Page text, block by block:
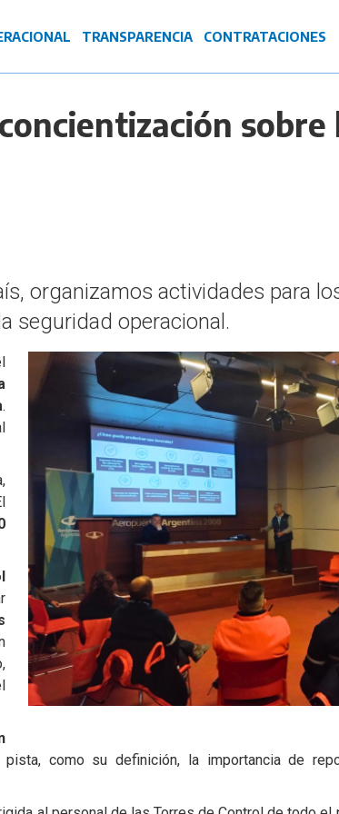
TRANSPARENCIA CONTRATACIONES
organizamos actividades para
seguridad operacional.
.
como su definición, la importancia de